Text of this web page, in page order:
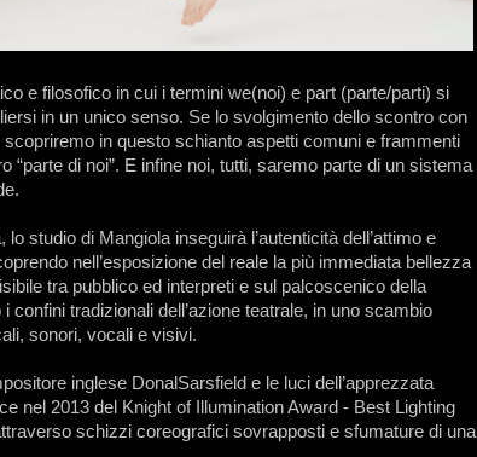
e filosofico in cui i termini we(noi) e part (parte/parti) si
in un unico senso. Se lo svolgimento dello scontro con
scopriremo in questo schianto aspetti comuni e frammenti
“parte di noi”. E infine noi, tutti, saremo parte di un sistema
studio di Mangiola inseguirà l’autenticità dell’attimo e
nell’esposizione del reale la più immediata bellezza
tra pubblico ed interpreti e sul palcoscenico della
tradizionali dell’azione teatrale, in uno scambio
sonori, vocali e visivi.
inglese DonalSarsfield e le luci dell’apprezzata
nel 2013 del Knight of Illumination Award - Best Lighting
schizzi coreografici sovrapposti e sfumature di una